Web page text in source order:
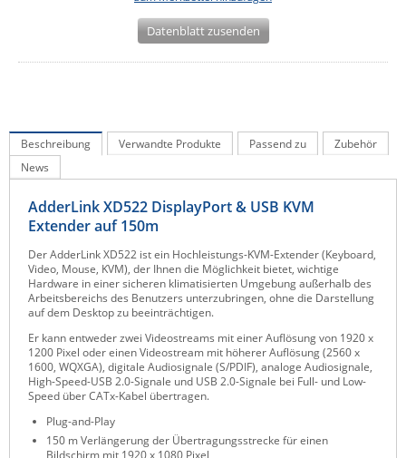
KVM TEC
Legrand
LigoWave
Milesight
Moxa
Netio
Panorama Antennas
PatchSee
Power Kingdom
Poynting
Raritan
Datenblatt zusenden
Beschreibung Verwandte Produkte Passend zu
Zubehör
News
AdderLink XD522 DisplayPort & USB KVM
Extender auf 150m
Der AdderLink XD522 ist ein Hochleistungs-KVM-Extender (Keyboard,
Video, Mouse, KVM), der Ihnen die Möglichkeit bietet, wichtige
Hardware in einer sicheren klimatisierten Umgebung außerhalb des
Arbeitsbereichs des Benutzers unterzubringen, ohne die Darstellung
auf dem Desktop zu beeinträchtigen.
Er kann entweder zwei Videostreams mit einer Auflösung von 1920 x
1200 Pixel oder einen Videostream mit höherer Auflösung (2560 x
1600, WQXGA), digitale Audiosignale (S/PDIF), analoge Audiosignale,
High-Speed-USB 2.0-Signale und USB 2.0-Signale bei Full- und Low-
Speed über CATx-Kabel übertragen.
Plug-and-Play
150 m Verlängerung der Übertragungsstrecke für einen
Bildschirm mit 1920 x 1080 Pixel